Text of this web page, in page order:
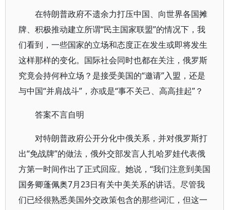
在特朗普政府不遗余力打压中国、向世界各国摊
牌、积极推动建立所谓“民主国家联盟”的情况下，我
们看到，一些国家的立场和态度正在发生或即将发生
这样那样的变化。国际社会同时也都在关注，俄罗斯
究竟会持何种立场？是接受美国的“邀请”入盟，还是
与中国“并肩战斗”，亦或是“事不关己、高高挂起”？
答案不言自明
对特朗普政府公开分化中俄关系，并对俄罗斯打
出“免战牌”的做法，俄外交部发言人扎哈罗娃代表俄
方第一时间作出了正式回应。她说，“我们注意到美国
国务卿蓬佩奥7月23日有关中美关系的讲话。尽管我
们已经很熟悉美国外交政策包含的那些词汇，但这一